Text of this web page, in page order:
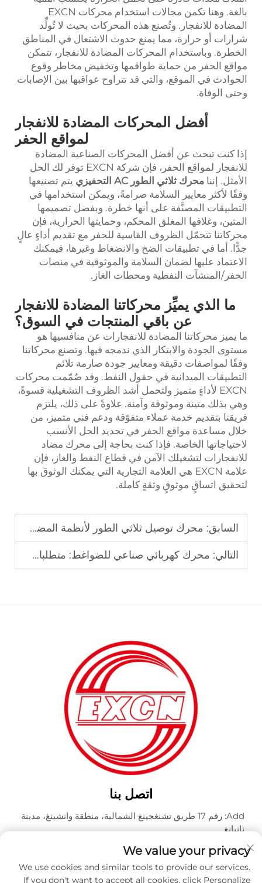
بالغة. وهنا تكمن مجالات استخدام محركات EXCN
المضادة للانفجار. وتُصنع هذه المحركات بحيث لا تُولِّد
شرارات أو حرارة، مما يمنع حدوث الاشتعال في المناطق
الخطرة. وباستخدام المحركات المضادة للانفجار، تتمكن
مواقع الحفر من حماية طواقمها وتخفيض مخاطر وقوع
الحوادث في الموقع، والتي قد تتراوح عواقبها بين الإصابات
وحتى الوفاة.
أفضل المحركات المضادة للانفجار
لمواقع الحفر
إذا كنت تبحث عن أفضل المحركات الصناعية المضادة
للانفجار لمواقع الحفر، فإن شركة EXCN توفر لك الحل
الأمثل. إننا محرك ثلاثي الطور AC التحفيزي
يتم تصنيعها
وفقًا لأكثر معايير السلامة صرامةً، ويمكن استخدامها في
التطبيقات المصنَّفة على أنها خطرة. وبفضل تصميمها
المتين، وغلافها المغلق المحكم، وحمايتها الحرارية، فإن
محركاتنا تتحمّل الظروف القاسية للحفر مع تقديم أداءٍ عالٍ
جدًّا. أما في تطبيقات الضخ والانضغاط وغيرها، فيمكنك
الاعتماد عليها لضمان السلامة والموثوقية في منصات
الحفر/المنشآت النفطية ومحطات الغاز.
ما الذي يميِّز محركاتنا المضادة للانفجار
عن باقي المنتجات في السوق؟
ما يميز محركاتنا المضادة للانفجارات عن منافسيها هو
مستوى الجودة والابتكار الذي ندمجه فيها. وتصنع محركاتنا
وفقًا لمواصفات دقيقة ومعايير جودة صارمة تلائم
التطبيقات الميدانية في حقول النفط. وقد صُمّمت محركات
EXCN لأداءٍ متميز ولتحمل أشد الظروف التشغيلية قسوةً،
وهي بذلك متينة وموثوقة وآمنة. علاوةً على ذلك، يلتزم
فريقنا بتقديم خدمة عملاء متفوّقة ودعم فني متميز، من
خلال مساعدة مواقع الحفر في تحديد الحل الأنسب
لاحتياجاتها الخاصة. فإذا كنت بحاجة إلى محرك مضاد
للانفجارات لتشغيلك الآمن في قطاع النفط والغاز، فإن
علامة EXCN هي العلامة التجارية التي يمكنك الوثوق بها
لتحقيق اتساقٍ موثوقٍ وثقةٍ كاملة.
السابق: محرك توصيل ثلاثي الطور لأنظمة المضخات: دليل الأداء الصناعي
التالي: محرك كهربائي صناعي للضواغط: متطلبات القدرة واختيارها
اتصل بنا
Add: رقم 17 طريق تشنغجينغ الشمالية، منطقة وانشينغ، مدينة
نانيانغ
هاتف:+86-400-0491-999
البريد الإلكتروني:[email protected]
We value your privacy
We use cookies and similar tools to provide our services.
If you don't want to accept all cookies, click Personalize